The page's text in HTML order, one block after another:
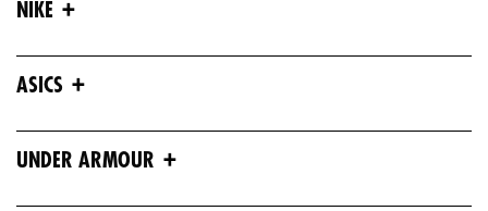
NIKE +
ASICS +
UNDER ARMOUR +